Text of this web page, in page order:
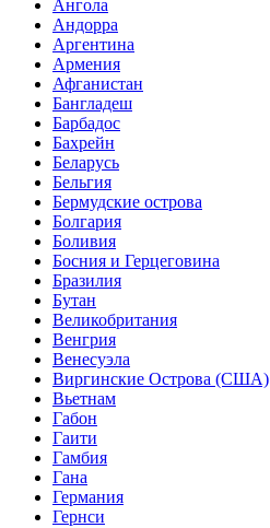
Ангола
Андорра
Аргентина
Армения
Афганистан
Бангладеш
Барбадос
Бахрейн
Беларусь
Бельгия
Бермудские острова
Болгария
Боливия
Босния и Герцеговина
Бразилия
Бутан
Великобритания
Венгрия
Венесуэла
Виргинские Острова (США)
Вьетнам
Габон
Гаити
Гамбия
Гана
Германия
Гернси